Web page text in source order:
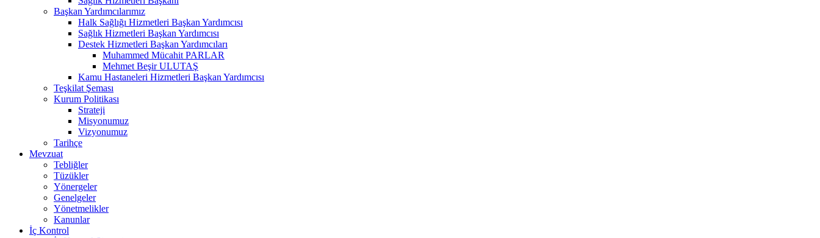
Başkan Yardımcılarımız
Halk Sağlığı Hizmetleri Başkan Yardımcısı
Sağlık Hizmetleri Başkan Yardımcısı
Destek Hizmetleri Başkan Yardımcıları
Muhammed Mücahit PARLAR
Mehmet Beşir ULUTAŞ
Kamu Hastaneleri Hizmetleri Başkan Yardımcısı
Teşkilat Şeması
Kurum Politikası
Strateji
Misyonumuz
Vizyonumuz
Tarihçe
Mevzuat
Tebliğler
Tüzükler
Yönergeler
Genelgeler
Yönetmelikler
Kanunlar
İç Kontrol